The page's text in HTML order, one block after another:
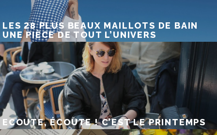
LES 28 PLUS BEAUX MAILLOTS DE BAIN
UNE PIÈCE DE TOUT L’UNIVERS
ECOUTE, ÉCOUTE ! C’EST LE PRINTEMPS